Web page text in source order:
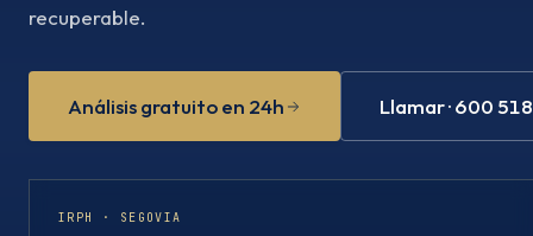
recuperable.
Análisis gratuito en 24h Llamar · 600
IRPH · SEGOVIA